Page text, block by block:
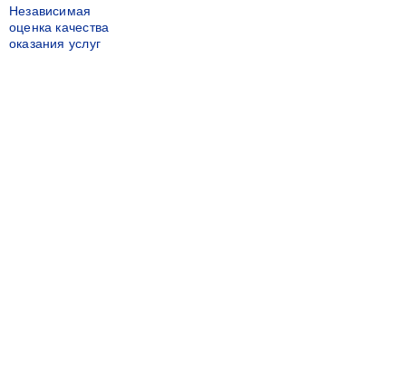
Независимая
оценка качества
оказания услуг